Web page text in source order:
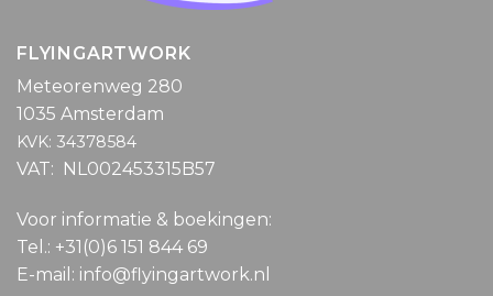
FLYINGARTWORK
Meteorenweg 280
1035 Amsterdam
KVK: 34378584
VAT: NL002453315B57
Voor informatie & boekingen:
Tel.: +31(0)6 151 844 69
E-mail: info@flyingartwork.nl